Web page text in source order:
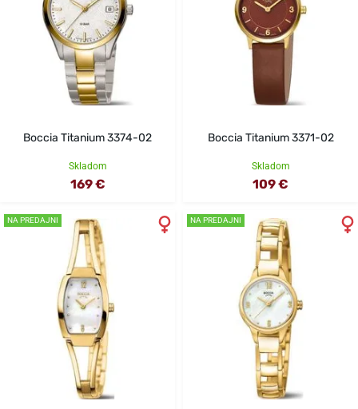
Boccia Titanium 3374-02
Skladom
169 €
Boccia Titanium 3371-02
Skladom
109 €
NA PREDAJNI NA PREDAJNI